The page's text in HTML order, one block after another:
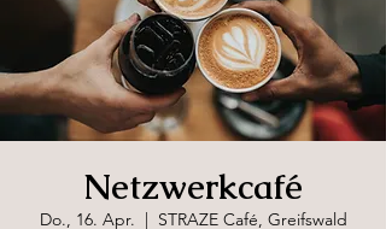
Netzwerkcafé
Do., 16. Apr.
  |
STRAZE Café, Greifswald